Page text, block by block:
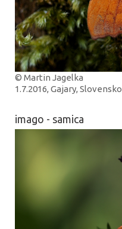
© Martin Jagelka
1.7.2016, Gajary, Slovensko
imago - samica